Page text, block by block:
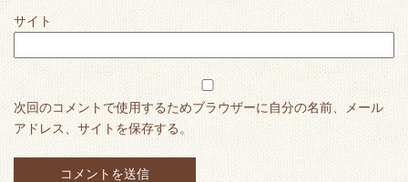
サイト
次回のコメントで使用するためブラウザーに自分の名前、メール
アドレス、サイトを保存する。